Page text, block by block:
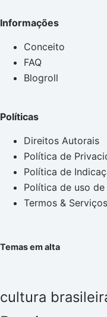
Informações
Conceito
FAQ
Blogroll
Políticas
Direitos Autorais
Política de
Política de
Política de uso de
Termos & Serviços
Temas em alta
cultura